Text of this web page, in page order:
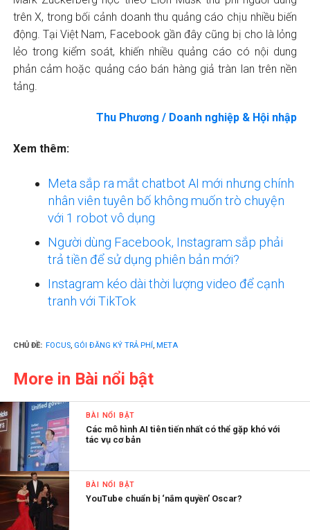
trên X, trong bối cảnh doanh thu quảng cáo chịu nhiều biến
động. Tại Việt Nam, Facebook gần đây cũng bị cho là lỏng
lẻo trong kiểm soát, khiến nhiều quảng cáo có nội dung
phản cảm hoặc quảng cáo bán hàng giả tràn lan trên nền
tảng.
Thu Phương / Doanh nghiệp & Hội nhập
Xem thêm:
Meta sắp ra mắt chatbot AI mới nhưng chính
nhân viên tuyên bố không muốn trò chuyện
với 1 robot vô dụng
Người dùng Facebook, Instagram sắp phải
trả tiền để sử dụng phiên bản mới?
Instagram kéo dài thời lượng video để cạnh
tranh với TikTok
CHỦ ĐỀ: FOCUS, GÓI ĐĂNG KÝ TRẢ PHÍ , META
More in Bài nổi bật
BÀI NỔI BẬT
Các mô hình AI tiên tiến nhất có thể gặp khó với
tác vụ cơ bản
BÀI NỔI BẬT
YouTube chuẩn bị ‘nắm quyền’ Oscar?